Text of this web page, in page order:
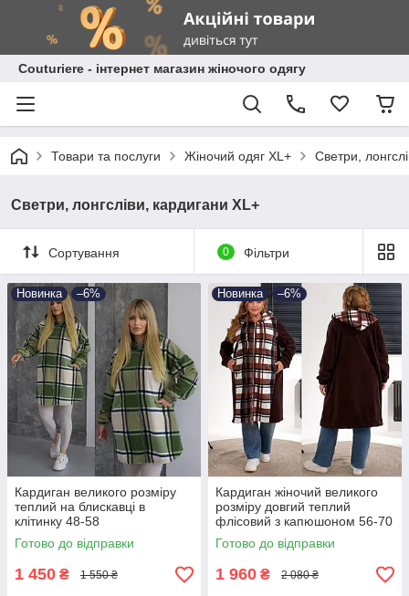
Сouturiere - інтернет магазин жіночого одягу
Товари та послуги Жіночий одяг XL+ Светри,
Светри, лонгсліви, кардигани XL+
Сортування 0 Фільтри
Новинка –6%
Кардиган великого розміру
теплий на блискавці в
клітинку 48-58
Готово до відправки
1 450 ₴ 1 550 ₴
Новинка –6%
Кардиган жіночий великого
розміру довгий теплий
флісовий з капюшоном 56-70
Готово до відправки
1 960 ₴ 2 080 ₴